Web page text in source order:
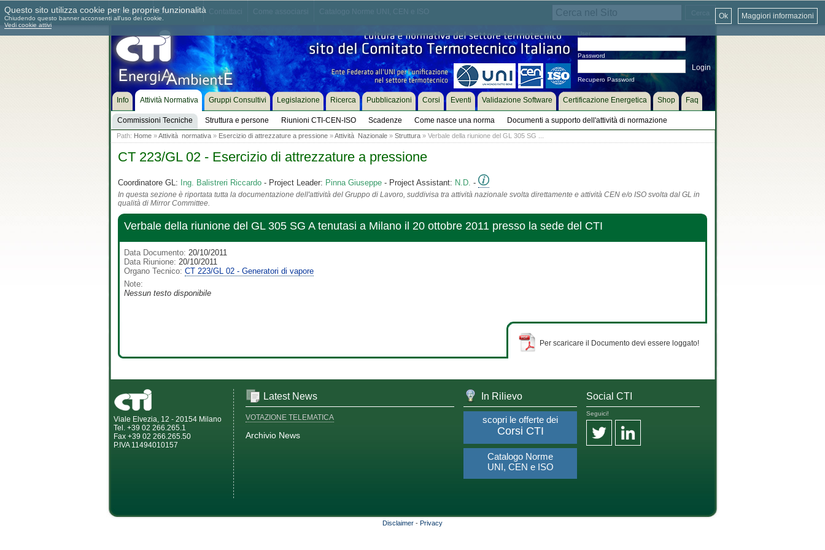
Chi siamo Dove siamo
Password
Recupero Password
Info Attività Normativa
Commissioni Tecniche Struttura e persone Riunioni CTI-CEN-ISO Scadenze Come nasce una norma Documenti a supporto dell'attività di normazione
Gruppi Consultivi Legislazione Ricerca Pubblicazioni Corsi Eventi Validazione Software Certificazione Energetica Shop Faq
Path: Home»Attività normativa» Esercizio di attrezzature a pressione»Attività Nazionale» Struttura» Verbale della riunione del GL 305 SG ...
CT 223/GL 02 - Esercizio di attrezzature a pressione
Coordinatore GL: Ing. Balistreri Riccardo- Project Leader: Pinna Giuseppe- Project Assistant: N.D. -
In questa sezione è riportata tutta la documentazione dell'attività del Gruppo di Lavoro, suddivisa tra attività nazionale svolta direttamente e attività CEN e/o ISO svolta dal GL in
qualità di Mirror Committee.
Verbale della riunione del GL 305 SG A tenutasi a Milano il 20 ottobre 2011 presso la sede del CTI
Data Documento: 20/10/2011
Data Riunione: 20/10/2011
Organo Tecnico: CT 223/GL 02 - Generatori di vapore
Note:
Nessun testo disponibile
Per scaricare il Documento devi essere loggato!
Viale Elvezia, 12 - 20154 Milano
Tel. +39 02 266.265.1
Fax +39 02 266.265.50
P.IVA 11494010157
Latest News
VOTAZIONE TELEMATICA
Archivio News
In Rilievo
scopri le offerte dei
Corsi CTI
Catalogo Norme
UNI, CEN e ISO
Social CTI
Seguici!
Disclaimer - Privacy
Questo sito utilizza cookie per le proprie funzionalità
Chiudendo questo banner acconsenti all'uso dei cookie.
Vedi cookie attivi
Maggiori informazioni
Ok